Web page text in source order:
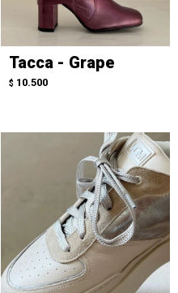
Tacca - Grape
$ 10.500